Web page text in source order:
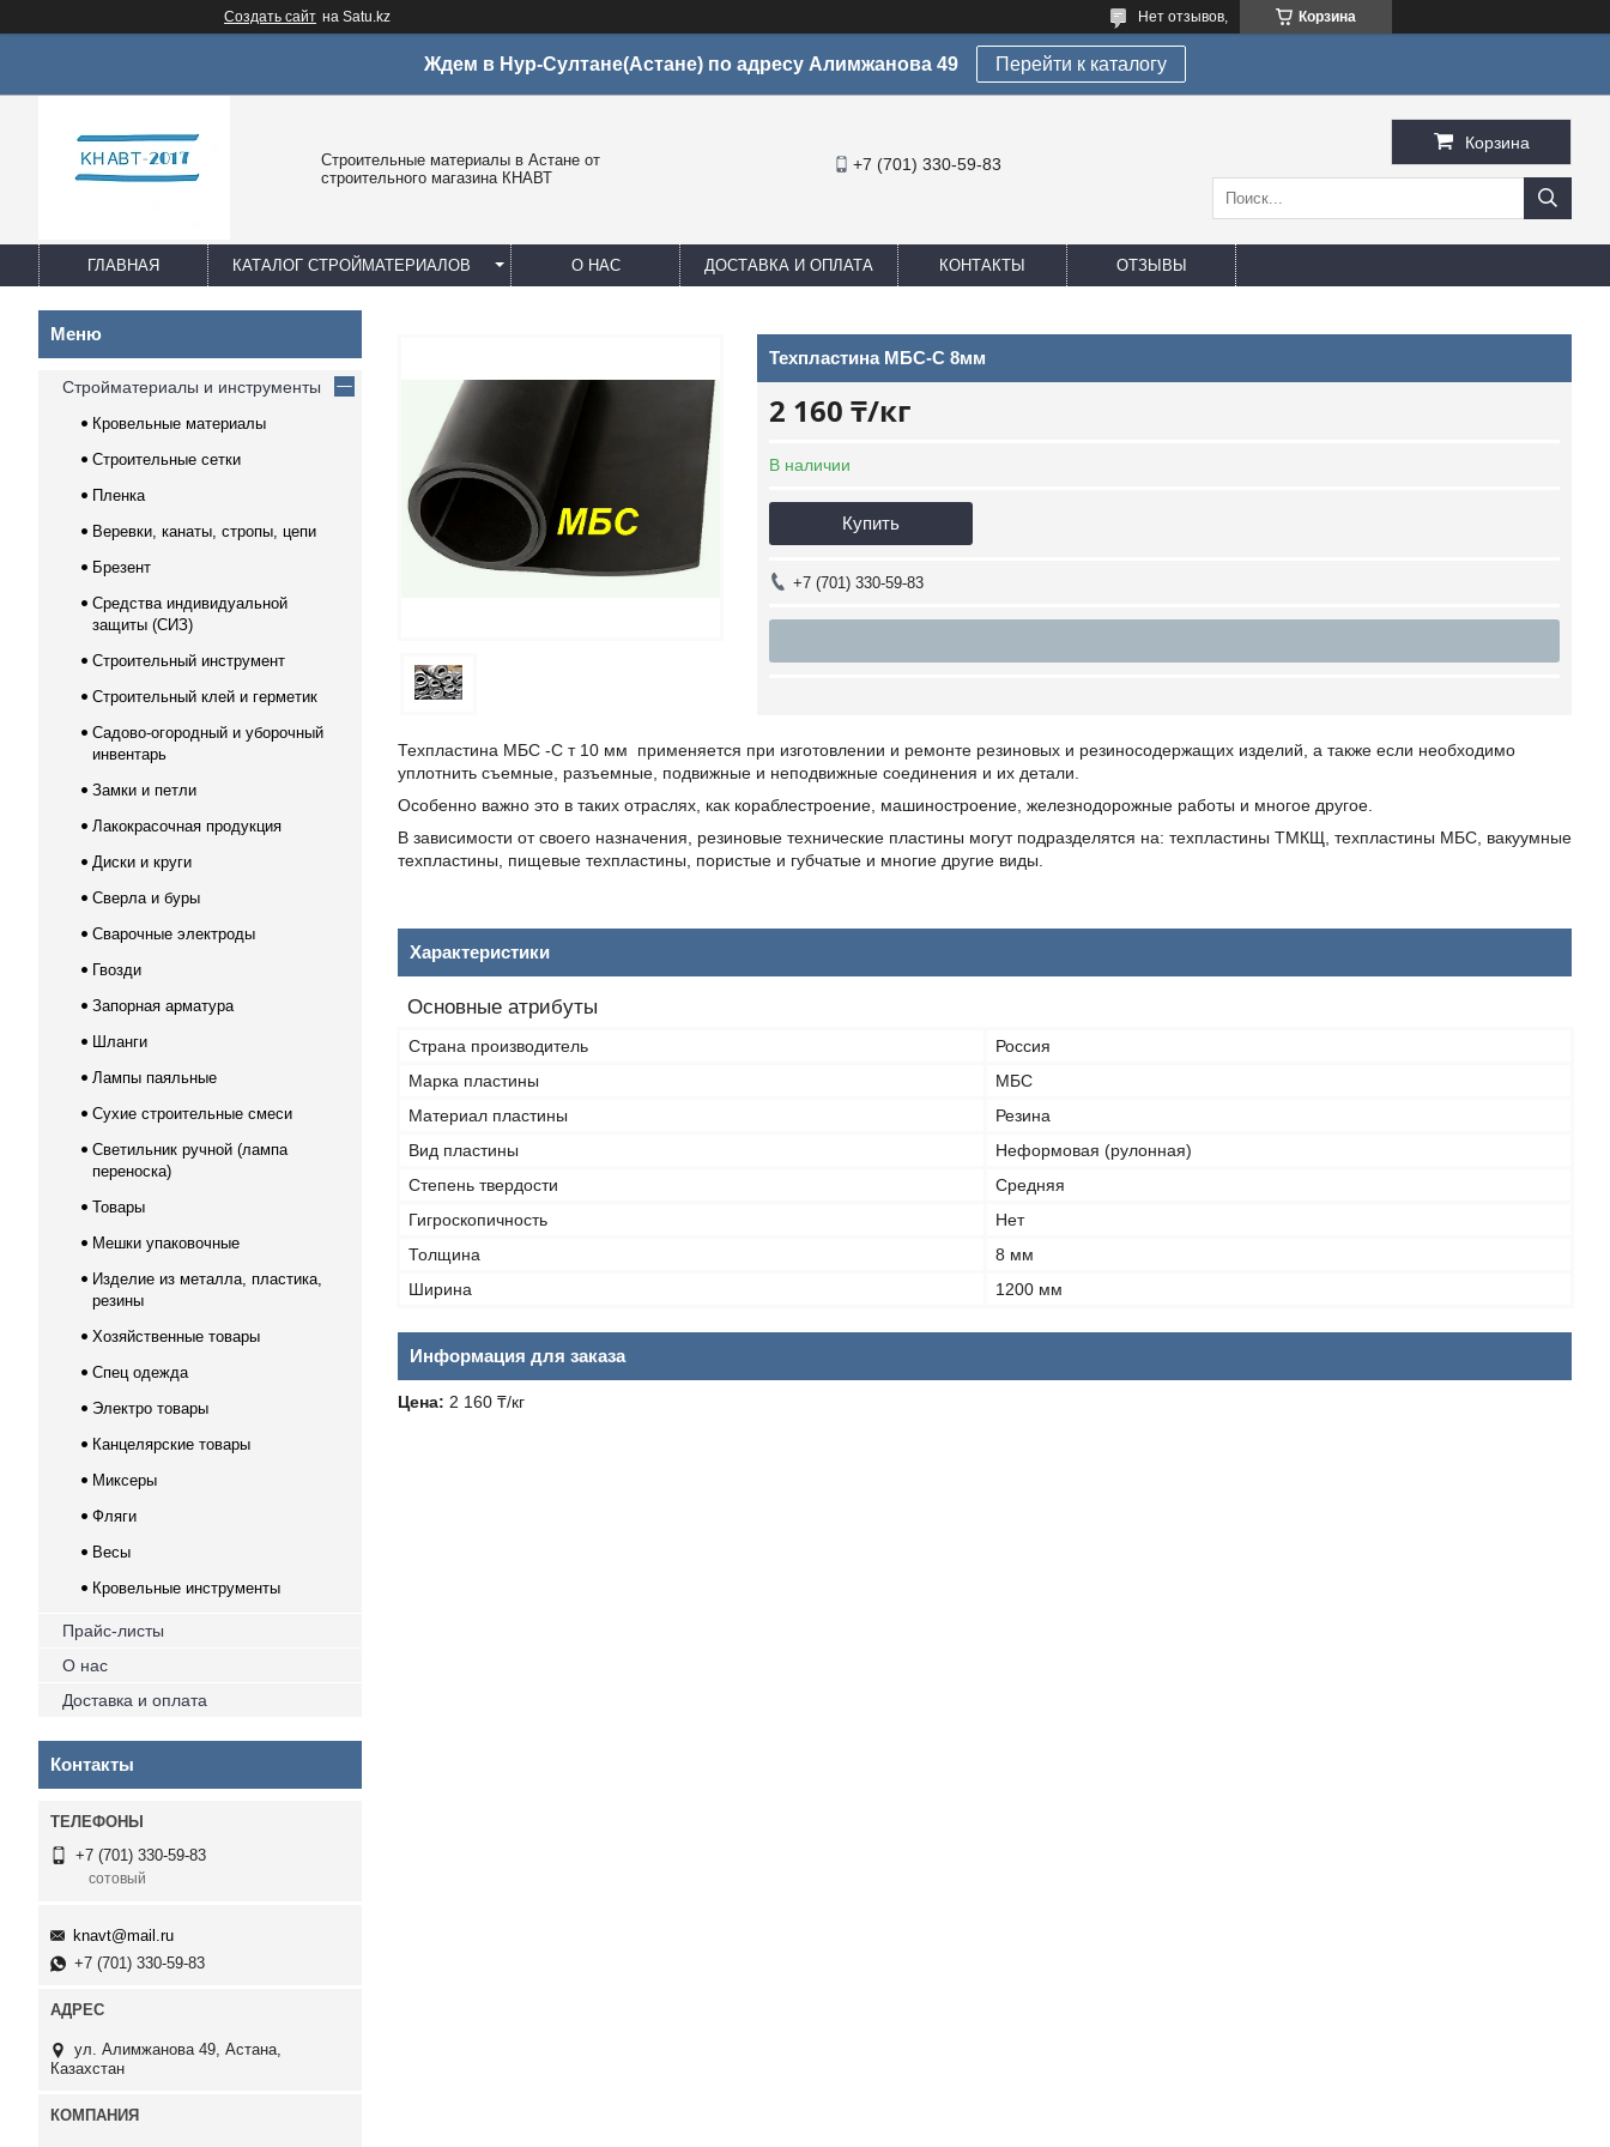
Создать сайт на Satu.kz Корзина
Нет отзывов,
Ждем в Нур-Султане(Астане) по адресу Алимжанова 49 Перейти к каталогу
Строительные материалы в Астане от
строительного магазина КНАВТ
+7 (701) 330-59-83
Корзина
ГЛАВНАЯ КАТАЛОГ СТРОЙМАТЕРИАЛОВ О НАС ДОСТАВКА И ОПЛАТА КОНТАКТЫ ОТЗЫВЫ
Техпластина МБС-С 8мм
2 160 ₸/кг
В наличии
Купить
+7 (701) 330-59-83
Техпластина МБС -С т 10 мм применяется при изготовлении и ремонте резиновых и резиносодержащих изделий, а также если необходимо
уплотнить съемные, разъемные, подвижные и неподвижные соединения и их детали.
Особенно важно это в таких отраслях, как кораблестроение, машиностроение, железнодорожные работы и многое другое.
В зависимости от своего назначения, резиновые технические пластины могут подразделятся на: техпластины ТМКЩ, техпластины МБС, вакуумные
техпластины, пищевые техпластины, пористые и губчатые и многие другие виды.
Характеристики
Основные атрибуты
Страна производитель
Россия
Марка пластины
МБС
Материал пластины
Резина
Вид пластины
Неформовая (рулонная)
Степень твердости
Средняя
Гигроскопичность
Нет
Толщина
8 мм
Ширина
1200 мм
Информация для заказа
Цена: 2 160 ₸/кг
Стройматериалы и инструменты
Кровельные материалы
Строительные сетки
Пленка
Веревки, канаты, стропы, цепи
Брезент
Средства индивидуальной
защиты (СИЗ)
Строительный инструмент
Строительный клей и герметик
Садово-огородный и уборочный
инвентарь
Замки и петли
Лакокрасочная продукция
Диски и круги
Сверла и буры
Сварочные электроды
Гвозди
Запорная арматура
Шланги
Лампы паяльные
Сухие строительные смеси
Светильник ручной (лампа
переноска)
Товары
Мешки упаковочные
Изделие из металла, пластика,
резины
Хозяйственные товары
Спец одежда
Электро товары
Канцелярские товары
Миксеры
Фляги
Весы
Кровельные инструменты
Прайс-листы
О нас
Доставка и оплата
Контакты
+7 (701) 330-59-83
сотовый
knavt@mail.ru
+7 (701) 330-59-83
ул. Алимжанова 49, Астана,
Казахстан